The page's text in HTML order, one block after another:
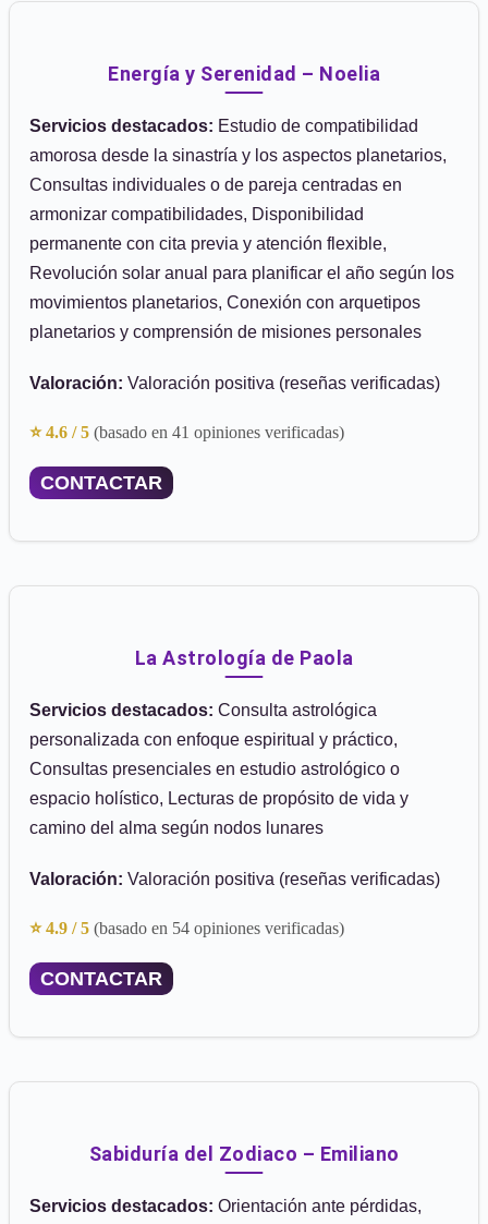
Energía y Serenidad – Noelia
Servicios destacados: Estudio de compatibilidad
amorosa desde la sinastría y los aspectos planetarios,
Consultas individuales o de pareja centradas en
armonizar compatibilidades, Disponibilidad
permanente con cita previa y atención flexible,
Revolución solar anual para planificar el año según los
movimientos planetarios, Conexión con arquetipos
planetarios y comprensión de misiones personales
Valoración: Valoración positiva (reseñas verificadas)
⭐ 4.6 / 5 (basado en 41 opiniones verificadas)
CONTACTAR
La Astrología de Paola
Servicios destacados: Consulta astrológica
personalizada con enfoque espiritual y práctico,
Consultas presenciales en estudio astrológico o
espacio holístico, Lecturas de propósito de vida y
camino del alma según nodos lunares
Valoración: Valoración positiva (reseñas verificadas)
⭐ 4.9 / 5 (basado en 54 opiniones verificadas)
CONTACTAR
Sabiduría del Zodiaco – Emiliano
Servicios destacados: Orientación ante pérdidas,